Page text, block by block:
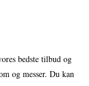
bedste tilbud og
og messer. Du kan